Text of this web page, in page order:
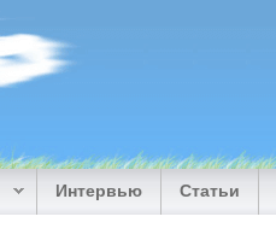
Интервью Статьи